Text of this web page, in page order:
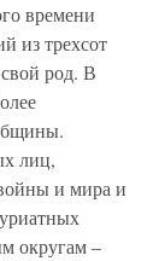
времени
из трехсот
род. В
лиц,
и мира и
округам –